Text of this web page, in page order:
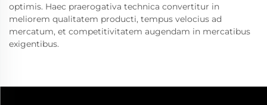
optimis. Haec praerogativa technica convertitur in
meliorem qualitatem producti, tempus velocius ad
mercatum, et competitivitatem augendam in mercatibus
exigentibus.